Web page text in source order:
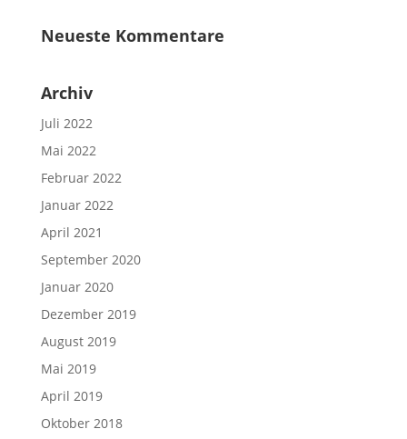
Neueste Kommentare
Archiv
Juli 2022
Mai 2022
Februar 2022
Januar 2022
April 2021
September 2020
Januar 2020
Dezember 2019
August 2019
Mai 2019
April 2019
Oktober 2018